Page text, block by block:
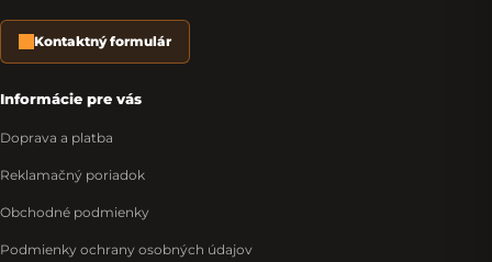
Kontaktný formulár
Informácie pre vás
Doprava a platba
Reklamačný poriadok
Obchodné podmienky
Podmienky ochrany osobných údajov